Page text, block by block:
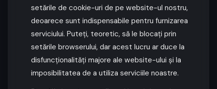
setările de cookie-uri de pe website-ul nostru,
deoarece sunt indispensabile pentru furnizarea
serviciului. Puteți, teoretic, să le blocați prin
setările browserului, dar acest lucru ar duce la
disfuncționalități majore ale website-ului și la
imposibilitatea de a utiliza serviciile noastre.